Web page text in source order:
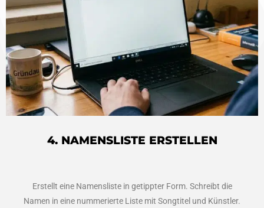
4. NAMENSLISTE ERSTELLEN
Erstellt eine Namensliste in getippter Form. Schreibt die
Namen in eine nummerierte Liste mit Songtitel und Künstler.